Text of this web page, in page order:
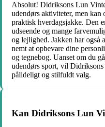
Absolut! Didriksons Lun
udendørs aktiviteter, men kan
praktisk hverdagsjakke. Den
udseende og mange
og lejlighed. Jakken har også
nemt at opbevare dine
og tegnebog. Uanset om du
udendørs sport, vil
pålideligt og stilfuldt valg.
Kan Didriksons Lun